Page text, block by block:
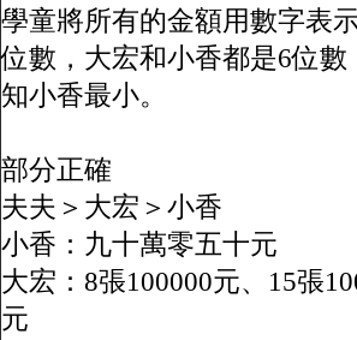
學童將所有的金額用數字表
位數，大宏和小香都是6位
知小香最小。
部分正確
夫夫＞大宏＞小香
小香：九十萬零五十元
大宏：8張100000元、15張
元